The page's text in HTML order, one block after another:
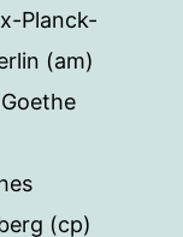
Planck-
(am)
(cp)